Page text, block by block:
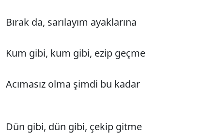
Bırak da, sarılayım ayaklarına
Kum gibi, kum gibi, ezip geçme
Acımasız olma şimdi bu kadar
Dün gibi, dün gibi, çekip gitme